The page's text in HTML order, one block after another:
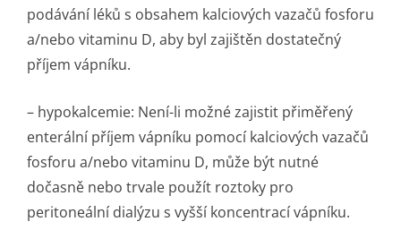
podávání léků s obsahem kalciových vazačů fosforu
a/nebo vitaminu D, aby byl zajištěn dostatečný
příjem vápníku.
– hypokalcemie: Není-li možné zajistit přiměřený
enterální příjem vápníku pomocí kalciových vazačů
fosforu a/nebo vitaminu D, může být nutné
dočasně nebo trvale použít roztoky pro
peritoneální dialýzu s vyšší koncentrací vápníku.